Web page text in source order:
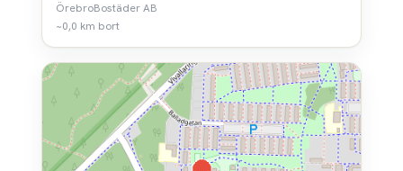
ÖrebroBostäder AB
~0,0 km bort